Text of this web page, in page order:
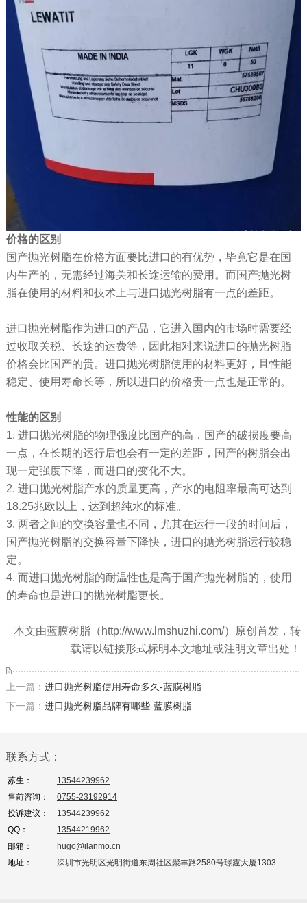
价格的区别
国产抛光树脂在价格方面要比进口的有优势，毕竟它是在国
内生产的，无需经过海关和长途运输的费用。而国产抛光树
脂在使用的材料和技术上与进口抛光树脂有一点的差距。
进口抛光树脂作为进口的产品，它进入国内的市场时需要经
过收取关税、长途的运费等，因此相对来说进口的抛光树脂
价格会比国产的贵。进口抛光树脂使用的材料更好，且性能
稳定、使用寿命长等，所以进口的价格贵一点也是正常的。
性能的区别
1. 进口抛光树脂的物理强度比国产的高，国产的破损度要高
一点，在长期的运行后也会有一定的差距，国产的树脂会出
现一定强度下降，而进口的变化不大。
2. 进口抛光树脂产水的质量更高，产水的电阻率最高可达到
18.25兆欧以上，达到超纯水的标准。
3. 两者之间的交换容量也不同，尤其在运行一段的时间后，
国产抛光树脂的交换容量下降快，进口的抛光树脂运行较稳
定。
4. 而进口抛光树脂的耐温性也是高于国产抛光树脂的，使用
的寿命也是进口的抛光树脂更长。
本文由蓝膜树脂（http://www.lmshuzhi.com/）原创首发，转
载请以链接形式标明本文地址或注明文章出处！
上一篇： 进口抛光树脂使用寿命多久-蓝膜树脂
下一篇： 进口抛光树脂品牌有哪些-蓝膜树脂
联系方式：
苏生：
13544239962
售前咨询：
0755-23192914
投诉建议：
13544239962
QQ：
13544219962
邮箱：
hugo@ilanmo.cn
地址：
深圳市光明区光明街道东周社区聚丰路2580号璟霆大厦1303